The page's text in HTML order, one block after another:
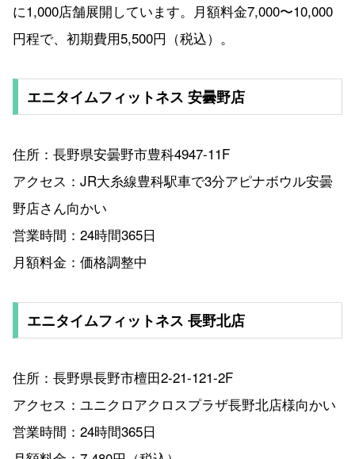
に1,000店舗展開しています。月額料金7,000〜10,000
円程で、初期費用5,500円（税込）。
エニタイムフィットネス 安曇野店
住所：長野県安曇野市豊科4947-11F
アクセス：JR大糸線豊科駅車で3分アピナボウル安曇
野店さん向かい
営業時間：24時間365日
月額料金：価格調整中
エニタイムフィットネス 長野北店
住所：長野県長野市檀田2-21-121-2F
アクセス：ユニクロアクロスプラザ長野北店様向かい
営業時間：24時間365日